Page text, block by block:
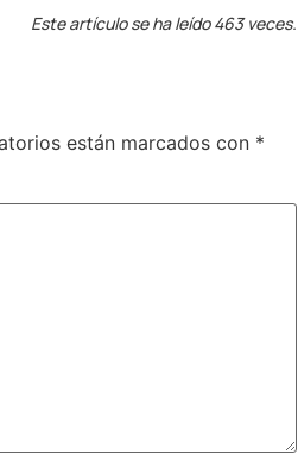
Este artículo se ha leído 463 veces.
están marcados con *